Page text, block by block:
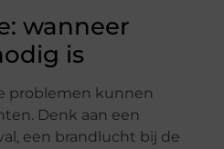
wanneer
is
problemen kunnen
Denk aan een
een brandlucht bij de